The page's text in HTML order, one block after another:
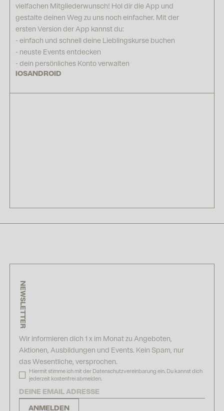
vielfachen Mitgliederwunsch! Hol dir die App und
gestalte deinen Weg zu uns noch einfacher. Mit der
ersten Version der App kannst du:
- einfach und schnell deine Lieblingskurse buchen
- neuste Events entdecken
- dein persönliches Konto verwalten
IOSANDROID
NEWSLETTER
Wir informieren dich 1 x im Monat zu Angeboten,
Aktionen, Ausbildungen und Events. Kein Spam, nur
das Wesentliche, versprochen.
Hiermit stimme ich mit der Datenschutzvereinbarung ein. Du kannst dich
jederzeit kostenfreiabmelden.